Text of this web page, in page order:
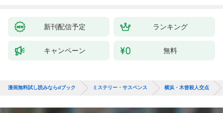
新刊配信予定 ランキング
キャンペーン 無料
漫画無料試し読みならdブック ミステリー・サスペンス 横浜・木曾殺人交点